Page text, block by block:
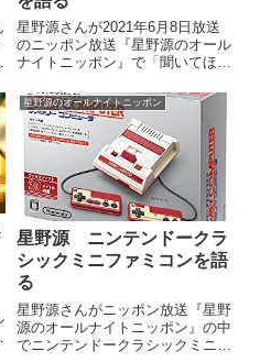
星野源さんが2021年6月8日放送
のニッポン放送『星野源のオール
ナイトニッポン』で「聞いてほし
『機関車』を紹介していました。
星野源のオールナイトニッポン
星野源 ニンテンドークラ
シックミニファミコンを語
る
星野源さんがニッポン放送『星野
源のオールナイトニッポン』の中
でニンテンドークラシックミニフ